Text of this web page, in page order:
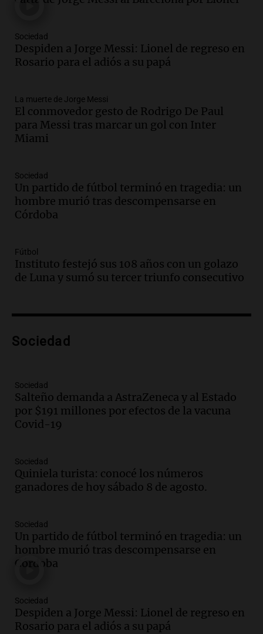
un puente
Episodios
Audio.Messi llegará esta noche a
Rosario para acompañar a su familia
Episodios
Audio.Ley de Propiedad Privada: el revés
en el Congreso expuso una debilidad
comunicacional del Gobierno
Episodios
Audio.Casabindo se prepara para una
celebración única: 30.000 turistas y el
tradicional Toreo de la Vincha
Audio.Borges, abogada de Pourrain:
"Tres hombres se lo llevaron para
hacerle preguntas y nunca regresó"
Episodios
metros del río Suquía y retiraron hasta
Episodios
Audio.La historia de la servilleta que
firmó Jorge Messi para el primer
contrato de Leo con Barcelona
Audio.Joan Gaspart: "Sin Jorge, no sé si
Messi hubiera llegado adonde llegó"
Audio.El orgullo y el sueño argentino de
Jorge Messi en una entrevista con Rony
Vargas en 2007
Audio.El abuelo de Agostina Vega, tras
las nuevas detenciones: "En esa casa
Sociedad
Despiden a Jorge Messi: Lionel de regreso en
Rosario para el adiós a su papá
La muerte de Jorge Messi
El conmovedor gesto de Rodrigo De Paul
para Messi tras marcar un gol con Inter
Miami
Sociedad
Un partido de fútbol terminó en tragedia: un
hombre murió tras descompensarse en
Córdoba
Fútbol
Instituto festejó sus 108 años con un golazo
de Luna y sumó su tercer triunfo consecutivo
Sociedad
Sociedad
Salteño demanda a AstraZeneca y al Estado
por $191 millones por efectos de la vacuna
Covid-19
Sociedad
Quiniela turista: conocé los números
ganadores de hoy sábado 8 de agosto.
Sociedad
Un partido de fútbol terminó en tragedia: un
hombre murió tras descompensarse en
Córdoba
Sociedad
Despiden a Jorge Messi: Lionel de regreso en
Rosario para el adiós a su papá